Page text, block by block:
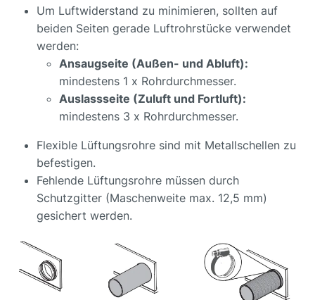
Um Luftwiderstand zu minimieren, sollten auf
beiden Seiten gerade Luftrohrstücke verwendet
werden:
Ansaugseite (Außen- und Abluft):
mindestens 1 x Rohrdurchmesser.
Auslassseite (Zuluft und Fortluft):
mindestens 3 x Rohrdurchmesser.
Flexible Lüftungsrohre sind mit Metallschellen zu
befestigen.
Fehlende Lüftungsrohre müssen durch
Schutzgitter (Maschenweite max. 12,5 mm)
gesichert werden.